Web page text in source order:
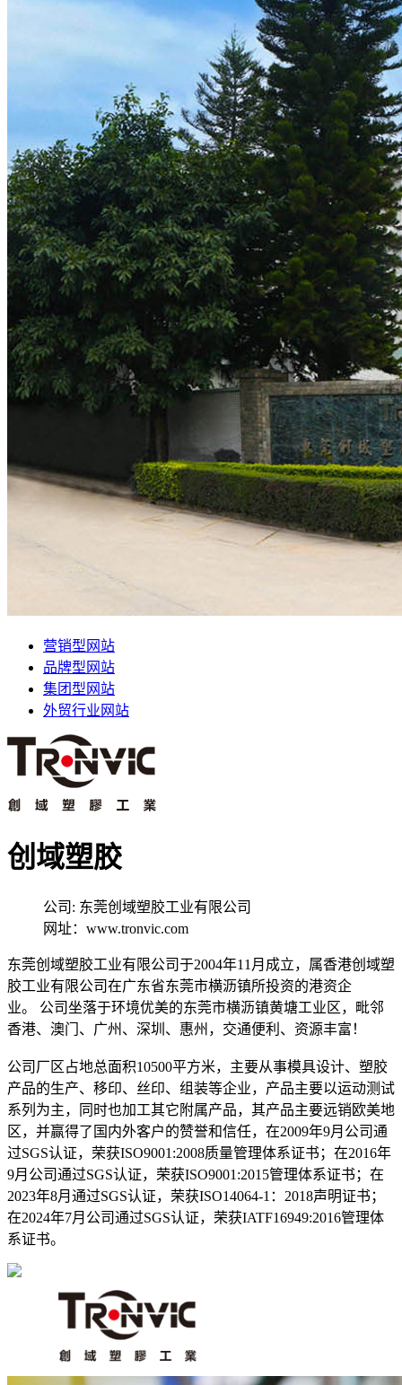
营销型网站
品牌型网站
集团型网站
外贸行业网站
创域塑胶
公司: 东莞创域塑胶工业有限公司
网址：www.tronvic.com
东莞创域塑胶工业有限公司于2004年11月成立，属香港创域塑
胶工业有限公司在广东省东莞市横沥镇所投资的港资企
业。 公司坐落于环境优美的东莞市横沥镇黄塘工业区，毗邻
香港、澳门、广州、深圳、惠州，交通便利、资源丰富！
公司厂区占地总面积10500平方米，主要从事模具设计、塑胶
产品的生产、移印、丝印、组装等企业，产品主要以运动测试
系列为主，同时也加工其它附属产品，其产品主要远销欧美地
区，并赢得了国内外客户的赞誉和信任，在2009年9月公司通
过SGS认证，荣获ISO9001:2008质量管理体系证书；在2016年
9月公司通过SGS认证，荣获ISO9001:2015管理体系证书；在
2023年8月通过SGS认证，荣获ISO14064-1：2018声明证书；
在2024年7月公司通过SGS认证，荣获IATF16949:2016管理体
系证书。